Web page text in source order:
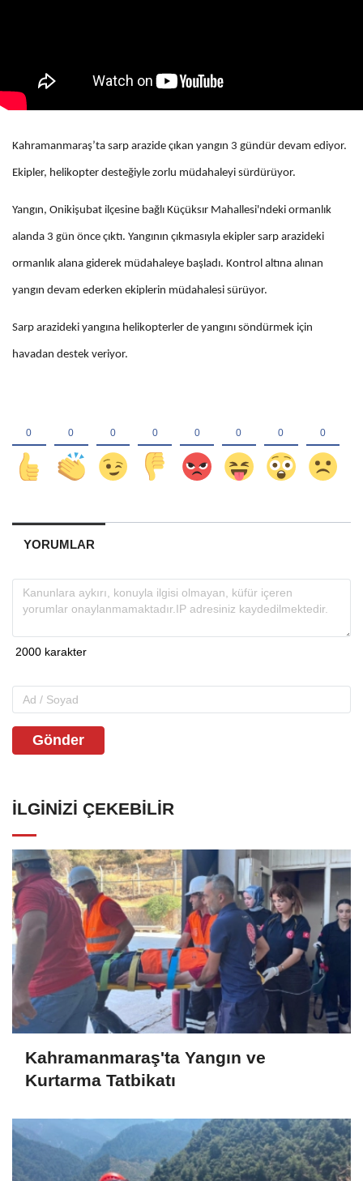
Kahramanmaraş’ta sarp arazide çıkan yangın 3 gündür devam ediyor.
Ekipler, helikopter desteğiyle zorlu müdahaleyi sürdürüyor.
Yangın, Onikişubat ilçesine bağlı Küçüksır Mahallesi'ndeki ormanlık
alanda 3 gün önce çıktı. Yangının çıkmasıyla ekipler sarp arazideki
ormanlık alana giderek müdahaleye başladı. Kontrol altına alınan
yangın devam ederken ekiplerin müdahalesi sürüyor.
Sarp arazideki yangına helikopterler de yangını söndürmek için
havadan destek veriyor.
YORUMLAR
Gönder
İLGINIZI ÇEKEBILIR
Kahramanmaraş'ta Yangın ve
Kurtarma Tatbikatı